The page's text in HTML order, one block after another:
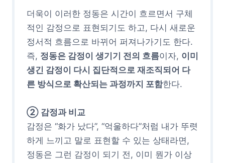
더욱이 이러한 정동은 시간이 흐르면서 구체
적인 감정으로 표현되기도 하고, 다시 새로운
정서적 흐름으로 바뀌어 퍼져나가기도 한다.
즉, 정동은 감정이 생기기 전의 흐름이자, 이미
생긴 감정이 다시 집단적으로 재조직되어 다
른 방식으로 확산되는 과정까지 포함한다.
② 감정과 비교
감정은 “화가 났다”, “억울하다”처럼 내가 뚜렷
하게 느끼고 말로 표현할 수 있는 상태라면,
정동은 그런 감정이 되기 전, 이미 뭔가 이상